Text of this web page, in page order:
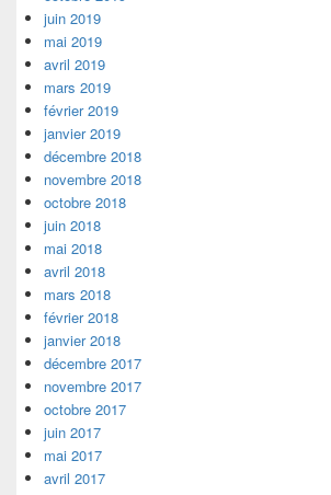
juin 2019
mai 2019
avril 2019
mars 2019
février 2019
janvier 2019
décembre 2018
novembre 2018
octobre 2018
juin 2018
mai 2018
avril 2018
mars 2018
février 2018
janvier 2018
décembre 2017
novembre 2017
octobre 2017
juin 2017
mai 2017
avril 2017